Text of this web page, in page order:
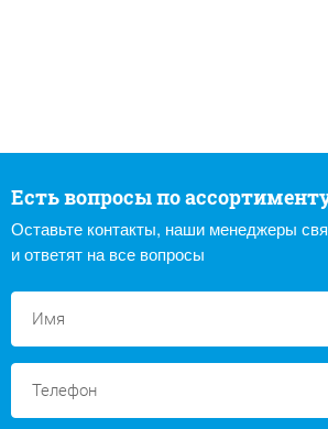
Есть вопросы по
Оставьте контакты, наши менеджеры
и ответят на все вопросы